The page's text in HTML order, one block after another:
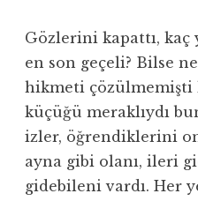
Gözlerini kapattı, kaç
en son geçeli? Bilse
hikmeti çözülmemişti
küçüğü meraklıydı
izler, öğrendiklerini
ayna gibi olanı, ileri
gidebileni vardı. Her